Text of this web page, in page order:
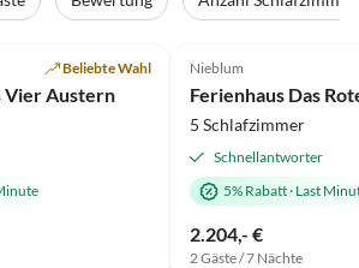
Beliebte Wahl
Vier Austern
Nieblum
Ferienhaus Das
5 Schlafzimmer
Schnellantworter
5% Rabatt· Last
2.204,- €
2 Gäste / 7 Nächte